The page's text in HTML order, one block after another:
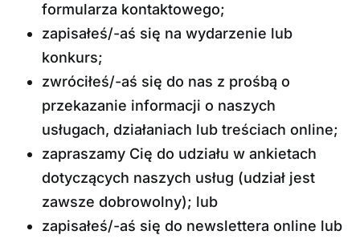
formularza kontaktowego;
zapisałeś/-aś się na wydarzenie lub
konkurs;
zwróciłeś/-aś się do nas z prośbą o
przekazanie informacji o naszych
usługach, działaniach lub treściach online;
zapraszamy Cię do udziału w ankietach
dotyczących naszych usług (udział jest
zawsze dobrowolny); lub
zapisałeś/-aś się do newslettera online lub